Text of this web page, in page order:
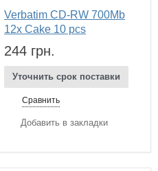
Verbatim CD-RW 700Mb
12x Cake 10 pcs
244 грн.
Уточнить срок поставки
Сравнить
Добавить в закладки